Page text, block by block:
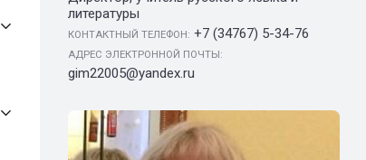
литературы
КОНТАКТНЫЙ ТЕЛЕФОН: +7 (34767) 5-34-76
АДРЕС ЭЛЕКТРОННОЙ ПОЧТЫ:
gim22005@yandex.ru